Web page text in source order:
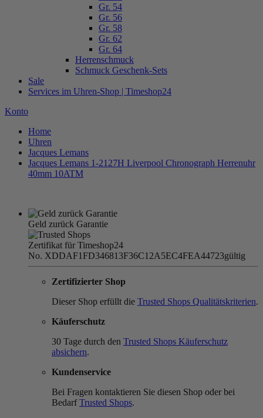
Gr. 54
Gr. 56
Gr. 58
Gr. 62
Gr. 64
Herrenschmuck
Schmuck Geschenk-Sets
Sale
Services im Uhren-Shop | Timeshop24
Konto
Home
Uhren
Jacques Lemans
Jacques Lemans 1-2127H Liverpool Chronograph Herrenuhr
40mm 10ATM
Geld zurück Garantie
Zertifikat für Timeshop24
No. XDDAF1FD346813F36C12A5EC4FEA44723gültig
Zertifizierter Shop
Dieser Shop erfüllt die Trusted Shops Qualitätskriterien.
Käuferschutz
30 Tage durch den Trusted Shops Käuferschutz
absichern.
Kundenservice
Bei Fragen kontaktieren Sie diesen Shop oder bei
BedarfTrusted Shops.